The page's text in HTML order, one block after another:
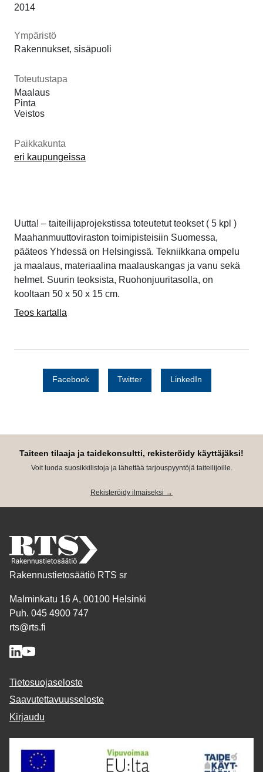
2014
Ympäristö
Rakennukset, sisäpuoli
Toteutustapa
Maalaus
Pinta
Veistos
Paikkakunta
eri kaupungeissa
Uutta! – taiteilijaprojekstissa toteutetut teokset ( 5 kpl )
Maahanmuuttoviraston toimipisteisiin Suomessa,
pääteos Yhdessä on Helsingissä. Tekniikkana ompelu
ja maalaus, materiaalina maalauskangas ja vanu sekä
helmet. Suurin teoksista, Ruohonjuuritasolla, on
kooltaan 50 x 50 x 15 cm.
Teos kartalla
Facebook Twitter LinkedIn
Taiteen tilaaja ja taidekonsultti, rekisteröidy käyttäjäksi!
Voit luoda suosikkilistoja ja lähettää tarjouspyyntöjä taiteilijoille.
Rekisteröidy ilmaiseksi →
Rakennustietosäätiö RTS sr
Malminkatu 16 A, 00100 Helsinki
Puh. 045 4900 747
rts@rts.fi
Tietosuojaseloste
Saavutettavuusseloste
Kirjaudu